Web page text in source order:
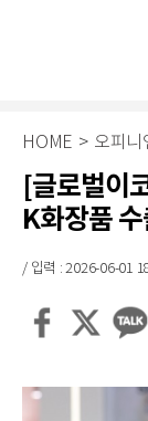
HOME > 오피니
[글로벌이
K화장품
/ 입력 : 2026-06-01